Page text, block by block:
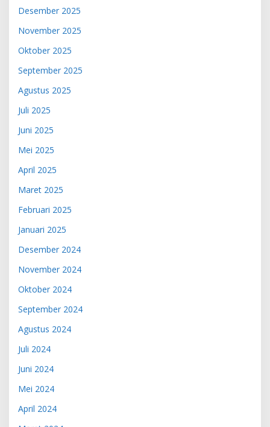
Desember 2025
November 2025
Oktober 2025
September 2025
Agustus 2025
Juli 2025
Juni 2025
Mei 2025
April 2025
Maret 2025
Februari 2025
Januari 2025
Desember 2024
November 2024
Oktober 2024
September 2024
Agustus 2024
Juli 2024
Juni 2024
Mei 2024
April 2024